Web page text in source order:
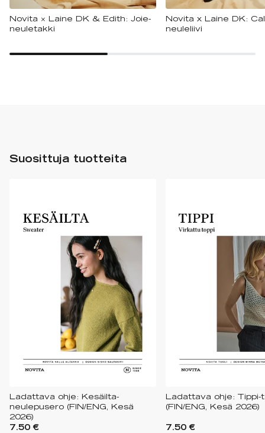
Novita × Laine DK & Edith: Joie-
neuletakki
Novita x Laine DK:
neuleliivi
Suosittuja tuotteita
Ladattava ohje: Kesäilta-
neulepusero (FIN/ENG, Kesä
2026)
7.50 €
Ladattava ohje: Tippi-
(FIN/ENG, Kesä 2026)
7.50 €